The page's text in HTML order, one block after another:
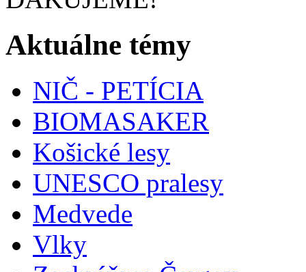
Aktuálne témy
NIČ - PETÍCIA
BIOMASAKER
Košické lesy
UNESCO pralesy
Medvede
Vlky